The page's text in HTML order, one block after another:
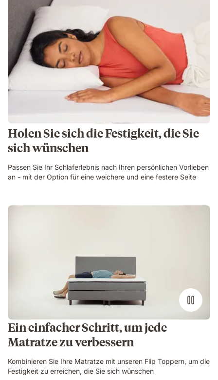
Holen Sie sich die Festigkeit, die Sie
sich wünschen
Passen Sie Ihr Schlaferlebnis nach Ihren persönlichen Vorlieben
an - mit der Option für eine weichere und eine festere Seite
Ein einfacher Schritt, um jede
Matratze zu verbessern
Kombinieren Sie Ihre Matratze mit unseren Flip Toppern, um die
Festigkeit zu erreichen, die Sie sich wünschen